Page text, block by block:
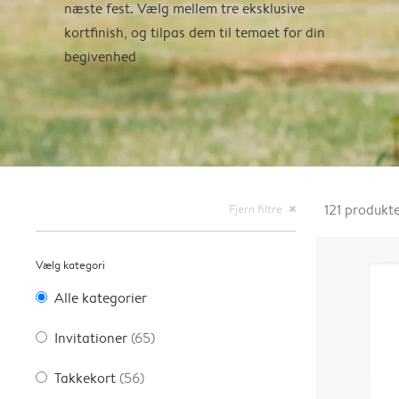
næste fest. Vælg mellem tre eksklusive
kortfinish, og tilpas dem til temaet for din
begivenhed
Fjern filtre close
Vælg kategori
Alle kategorier
Invitationer (65)
Takkekort (56)
121